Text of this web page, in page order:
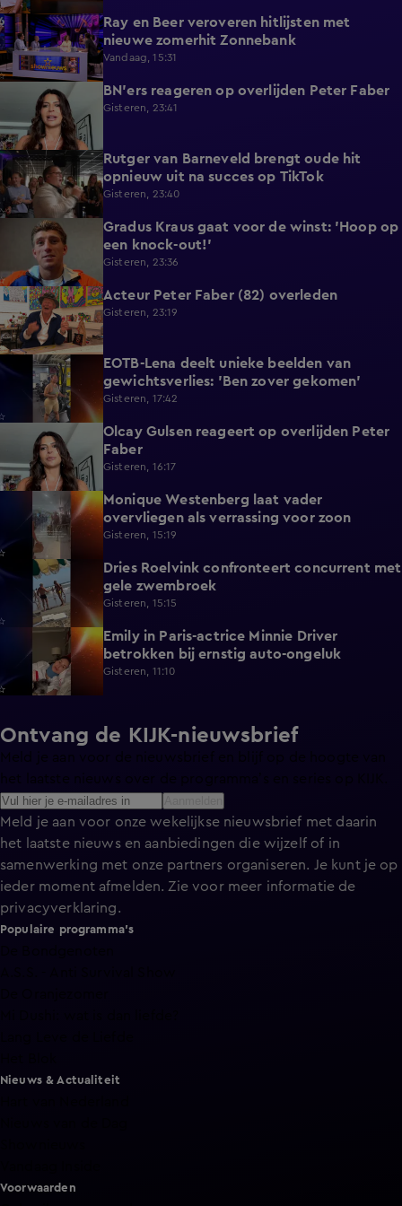
4:47
Ray en Beer veroveren hitlijsten met
nieuwe zomerhit Zonnebank
Vandaag, 15:31
BN'ers reageren op overlijden Peter Faber
Gisteren, 23:41
1:29
Rutger van Barneveld brengt oude hit
opnieuw uit na succes op TikTok
Gisteren, 23:40
Gradus Kraus gaat voor de winst: 'Hoop op
een knock-out!'
Gisteren, 23:36
2:11 Acteur Peter Faber (82) overleden
Gisteren, 23:19
0:13
EOTB-Lena deelt unieke beelden van
gewichtsverlies: 'Ben zover gekomen'
Gisteren, 17:42
Olcay Gulsen reageert op overlijden Peter
Faber
Gisteren, 16:17
Monique Westenberg laat vader
overvliegen als verrassing voor zoon
Gisteren, 15:19
0:17
Dries Roelvink confronteert concurrent met
gele zwembroek
Gisteren, 15:15
Emily in Paris-actrice Minnie Driver
betrokken bij ernstig auto-ongeluk
Gisteren, 11:10
Ontvang de KIJK-nieuwsbrief
Meld je aan voor de nieuwsbrief en blijf op de hoogte van
Meld je aan voor onze wekelijkse nieuwsbrief met daarin
het laatste nieuws en aanbiedingen die wijzelf of in
samenwerking met onze partners organiseren. Je kunt je op
ieder moment afmelden. Zie voor meer informatie de
privacyverklaring.
Populaire programma's
Nieuws & Actualiteit
Voorwaarden